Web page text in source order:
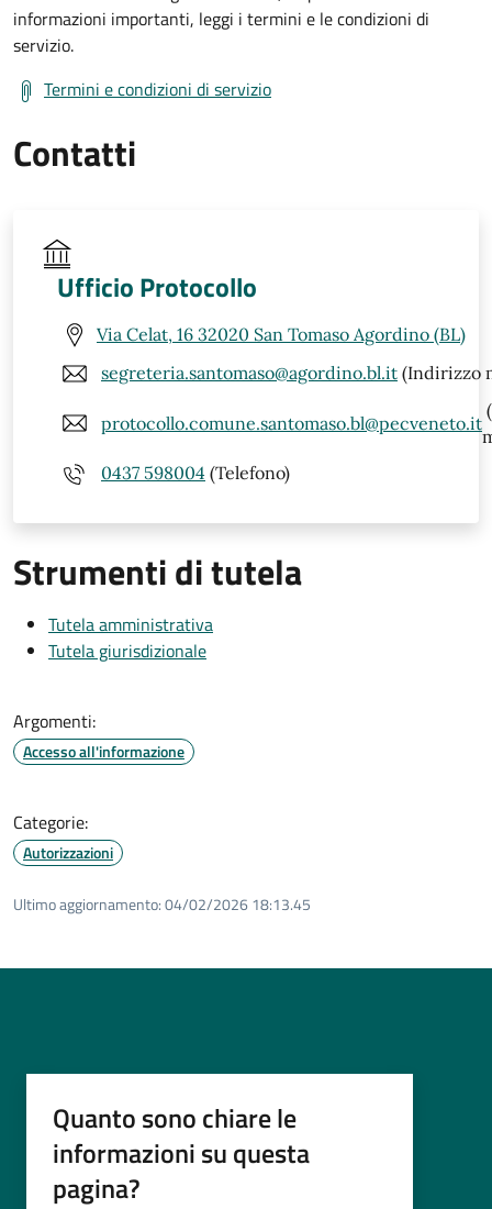
informazioni importanti, leggi i termini e le condizioni di
servizio.
Termini e condizioni di servizio
Contatti
Ufficio Protocollo
Via Celat, 16 32020 San Tomaso Agordino (BL)
segreteria.santomaso@agordino.bl.it (Indirizzo
protocollo.comune.santomaso.bl@pecveneto.it
0437 598004 (Telefono)
Strumenti di tutela
Tutela amministrativa
Tutela giurisdizionale
Argomenti:
Accesso all'informazione
Categorie:
Autorizzazioni
Ultimo aggiornamento:04/02/2026 18:13.45
Quanto sono chiare le
informazioni su questa
pagina?